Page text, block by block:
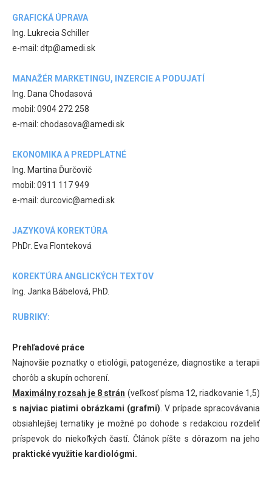
GRAFICKÁ ÚPRAVA
Ing. Lukrecia Schiller
e-mail: dtp@amedi.sk
MANAŽÉR MARKETINGU, INZERCIE A PODUJATÍ
Ing. Dana Chodasová
mobil: 0904 272 258
e-mail: chodasova@amedi.sk
EKONOMIKA A PREDPLATNÉ
Ing. Martina Ďurčovič
mobil: 0911 117 949
e-mail: durcovic@amedi.sk
JAZYKOVÁ KOREKTÚRA
PhDr. Eva Flonteková
KOREKTÚRA ANGLICKÝCH TEXTOV
Ing. Janka Bábelová, PhD.
RUBRIKY:
Prehľadové práce
Najnovšie poznatky o etiológii, patogenéze, diagnostike a terapii
chorôb a skupín ochorení.
Maximálny rozsah je 8 strán (veľkosť písma 12, riadkovanie 1,5)
s najviac piatimi obrázkami (grafmi) . V prípade spracovávania
obsiahlejšej tematiky je možné po dohode s redakciou rozdeliť
príspevok do niekoľkých častí. Článok píšte s dôrazom na jeho
praktické využitie kardiológmi.